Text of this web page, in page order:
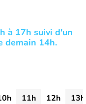
à 17h suivi d'un
demain 14h.
11h 12h
13h